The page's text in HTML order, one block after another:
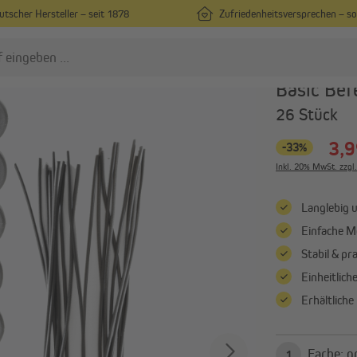
Hersteller – seit 1878 Zufriedenheitsversprechen –
Insektenschutz nach Maß
Insektenschutz in
Standardgrößen
Fliegengitter für Türen
Alle anzeigen
Vorbaurollladen nach Maß
Rollladenpanzer nach Maß
Alle anzeigen
Pergolen
Pergola mit Lamellendach
Pergola-Zubehör
Sonnenschirme
Mittelmastschirme
Sonnenschirmständer
Basic
26 Stück
-33%
Inkl. 20% MwSt.
Langlebig
Einfache
Stabil &
1